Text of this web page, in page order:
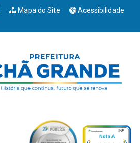
Mapa do Site
Acessibilidade